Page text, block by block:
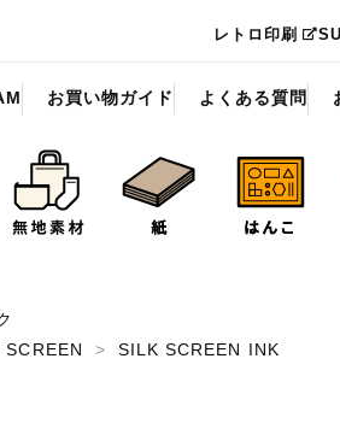
レトロ印刷
お買い物ガイド よくある質問
SCREEN >
SILK SCREEN INK